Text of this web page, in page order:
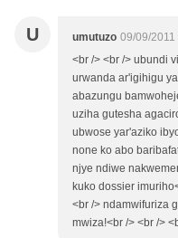
U umutuzo 09/09/2011
<br /> <br /> ubundi
urwanda ar'igihigu
abazungu
uziha gutesha
ubwose yar'aziko
none ko abo
njye ndiwe
kuko dossier
<br /> ndamwifuriza
mwiza!<br /> <br />